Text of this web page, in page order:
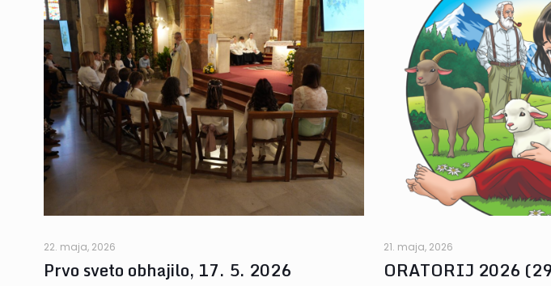
22. maja, 2026
Prvo sveto obhajilo, 17. 5. 2026
21. maja, 2026
ORATORIJ 2026